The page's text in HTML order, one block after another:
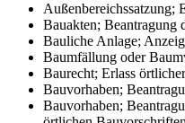
Außenbereichssatzung;
Bauakten; Beantragung
Bauliche Anlage;
Baumfällung oder
Baurecht; Erlass
Bauvorhaben;
Bauvorhaben;